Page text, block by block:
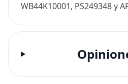
WB44K10001, PS249348 y